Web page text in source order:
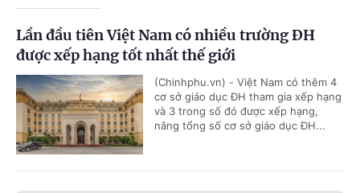
Lần đầu tiên Việt Nam có nhiều trường ĐH
được xếp hạng tốt nhất thế giới
(Chinhphu.vn) - Việt Nam có thêm 4
cơ sở giáo dục ĐH tham gia xếp hạng
và 3 trong số đó được xếp hạng,
nâng tổng số cơ sở giáo dục ĐH...